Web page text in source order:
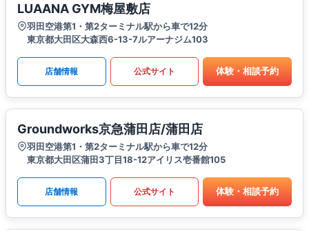
LUAANA GYM梅屋敷店
羽田空港第1・第2ターミナル駅から車で12分
東京都大田区大森西6-13-7ルアーナジム103
店舗情報 公式サイト 体験・相談予約
Groundworks京急蒲田店/蒲田店
羽田空港第1・第2ターミナル駅から車で12分
東京都大田区蒲田3丁目18-12アイリス壱番館105
店舗情報 公式サイト 体験・相談予約